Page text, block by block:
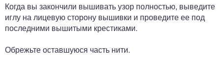
Когда вы закончили вышивать узор полностью, выведите
иглу на лицевую сторону вышивки и проведите ее под
последними вышитыми крестиками.
Обрежьте оставшуюся часть нити.